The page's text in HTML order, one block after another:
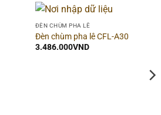
ĐÈN CHÙM PHA LÊ
Đèn chùm pha lê CFL-A30
3.486.000VND